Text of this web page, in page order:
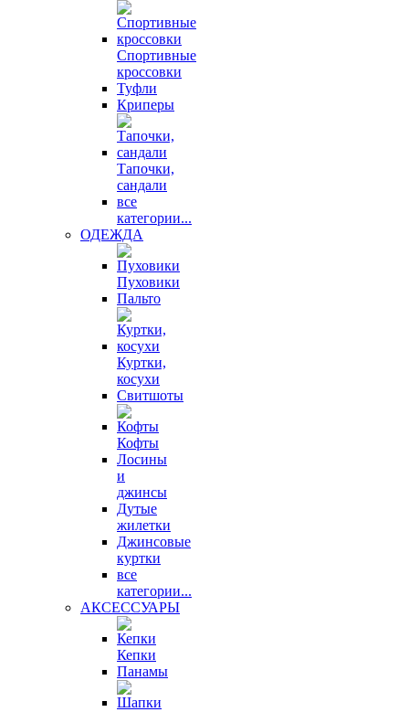
Спортивные
кроссовки
Туфли
Криперы
Тапочки,
сандали
все
категории...
ОДЕЖДА
Пуховики
Пальто
Куртки,
косухи
Свитшоты
Кофты
Лосины
и
джинсы
Дутые
жилетки
Джинсовые
куртки
все
категории...
АКСЕССУАРЫ
Кепки
Панамы